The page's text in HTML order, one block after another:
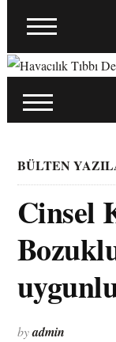
BÜLTEN
Cinsel
byadmin